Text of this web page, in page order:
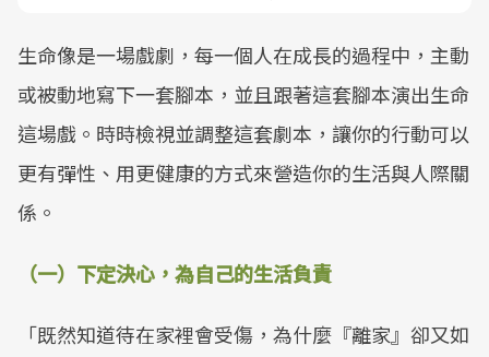
生命像是一場戲劇，每一個人在成長的過程中，主動
或被動地寫下一套腳本，並且跟著這套腳本演出生命
這場戲。時時檢視並調整這套劇本，讓你的行動可以
更有彈性、用更健康的方式來營造你的生活與人際關
係。
（一）下定決心，為自己的生活負責
「既然知道待在家裡會受傷，為什麼『離家』卻又如